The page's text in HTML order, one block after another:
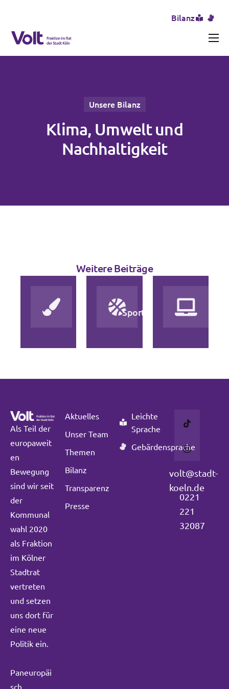
Bilanz
Aktuelles
Unsere Bilanz
Klima, Umwelt und
Nachhaltigkeit
Weitere Beiträge
Kunst
Sport
Als Teil der
europaweit
en
Bewegung
sind wir seit
der
Kommunal
wahl 2020
als Fraktion
im Kölner
Stadtrat
vertreten
und setzen
uns dort für
eine neue
Politik ein.
Paneuropäi
sch.
Aktuelles
Unser Team
Themen
Bilanz
Transparenz
Presse
Leichte
Sprache
Gebärdensprache
volt@stadt-
koeln.de
0221
221
32087